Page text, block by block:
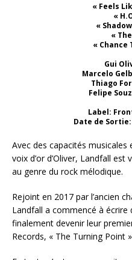
« Feels
«
«
«
« Chance
Gui
Marcelo
Thiago
Felipe
Label:
Date de
Avec des capacités musicales
voix d’or d’Oliver, Landfall
au genre du rock mélodique.
Rejoint en 2017 par l’ancien
Landfall a commencé à écrire
finalement devenir leur
Records, « The Turning Point